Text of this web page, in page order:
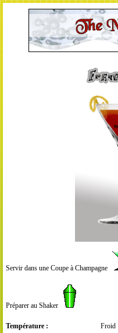
Servir dans une Coupe à Champagne
Préparer au Shaker
Température :
Froid